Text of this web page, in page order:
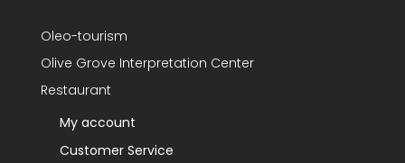
Oleo-tourism
Olive Grove Interpretation Center
Restaurant
My account
Customer Service